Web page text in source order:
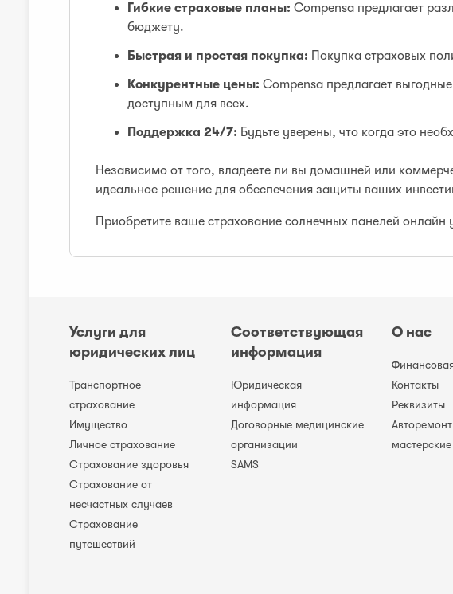
Гибкие страховые планы: Compensa предлагает
бюджету.
Быстрая и простая покупка: Покупка страховых
Конкурентные цены: Compensa предлагает
доступным для всех.
Поддержка 24/7: Будьте уверены, что когда это
Независимо от того, владеете ли вы домашней или
идеальное решение для обеспечения защиты ваших
Приобретите ваше страхование солнечных панелей
Услуги для
юридических лиц
Транспортное
страхование
Имущество
Личное страхование
Cтрахование здоровья
Страхование от
несчастных случаев
Страхование
путешествий
Соответствующая
информация
Юридическая
информация
Договорные медицинские
организации
SAMS
О нас
Контакты
Реквизиты
мастерские